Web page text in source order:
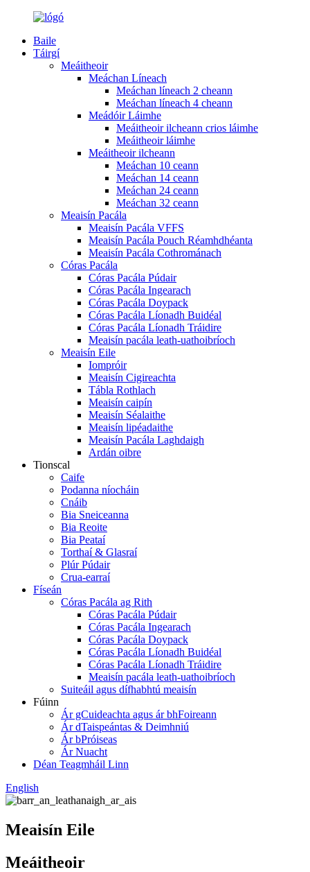
Baile
Táirgí
Meáitheoir
Meáchan Líneach
Meáchan líneach 2 cheann
Meáchan líneach 4 cheann
Meádóir Láimhe
Meáitheoir ilcheann crios láimhe
Meáitheoir láimhe
Meáitheoir ilcheann
Meáchan 10 ceann
Meáchan 14 ceann
Meáchan 24 ceann
Meáchan 32 ceann
Meaisín Pacála
Meaisín Pacála VFFS
Meaisín Pacála Pouch Réamhdhéanta
Meaisín Pacála Cothrománach
Córas Pacála
Córas Pacála Púdair
Córas Pacála Ingearach
Córas Pacála Doypack
Córas Pacála Líonadh Buidéal
Córas Pacála Líonadh Tráidire
Meaisín pacála leath-uathoibríoch
Meaisín Eile
Iompróir
Meaisín Cigireachta
Tábla Rothlach
Meaisín caipín
Meaisín Séalaithe
Meaisín lipéadaithe
Meaisín Pacála Laghdaigh
Ardán oibre
Tionscal
Caife
Podanna níocháin
Cnáib
Bia Sneiceanna
Bia Reoite
Bia Peataí
Torthaí & Glasraí
Plúr Púdair
Crua-earraí
Físeán
Córas Pacála ag Rith
Córas Pacála Púdair
Córas Pacála Ingearach
Córas Pacála Doypack
Córas Pacála Líonadh Buidéal
Córas Pacála Líonadh Tráidire
Meaisín pacála leath-uathoibríoch
Suiteáil agus dífhabhtú meaisín
Fúinn
Ár gCuideachta agus ár bhFoireann
Ár dTaispeántas & Deimhniú
Ár bPróiseas
Ár Nuacht
Déan Teagmháil Linn
English
Meaisín Eile
Meáitheoir